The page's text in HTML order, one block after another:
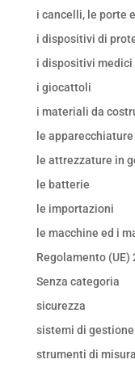
i cancelli, le porte
i dispositivi di
i dispositivi medici
i giocattoli
i materiali da
le
le attrezzature in
le batterie
le importazioni
le macchine ed i
Regolamento (UE)
Senza categoria
sicurezza
sistemi di gestione
strumenti di misura